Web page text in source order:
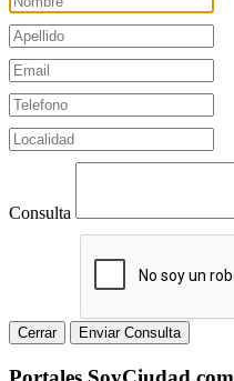
Consulta
Cerrar Enviar Consulta